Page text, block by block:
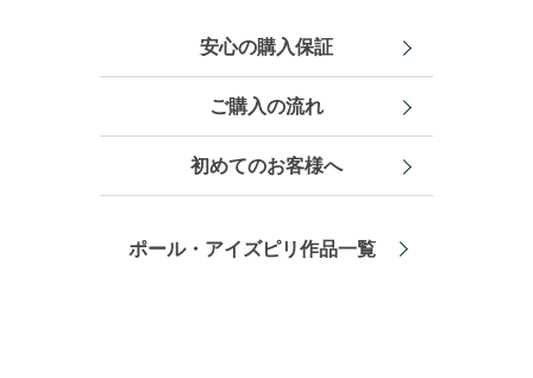
安心の購入保証
ご購入の流れ
初めてのお客様へ
ポール・アイズピリ作品一覧